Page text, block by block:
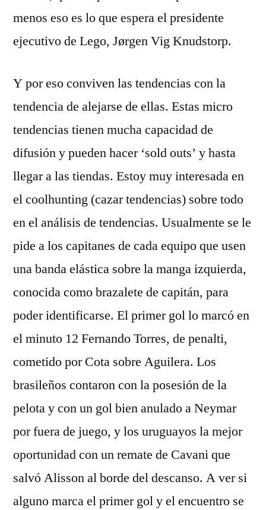
menos eso es lo que espera el presidente
ejecutivo de Lego, Jørgen Vig Knudstorp.
Y por eso conviven las tendencias con la
tendencia de alejarse de ellas. Estas micro
tendencias tienen mucha capacidad de
difusión y pueden hacer ‘sold outs’ y hasta
llegar a las tiendas. Estoy muy interesada en
el coolhunting (cazar tendencias) sobre todo
en el análisis de tendencias. Usualmente se le
pide a los capitanes de cada equipo que usen
una banda elástica sobre la manga izquierda,
conocida como brazalete de capitán, para
poder identificarse. El primer gol lo marcó en
el minuto 12 Fernando Torres, de penalti,
cometido por Cota sobre Aguilera. Los
brasileños contaron con la posesión de la
pelota y con un gol bien anulado a Neymar
por fuera de juego, y los uruguayos la mejor
oportunidad con un remate de Cavani que
salvó Alisson al borde del descanso. A ver si
alguno marca el primer gol y el encuentro se